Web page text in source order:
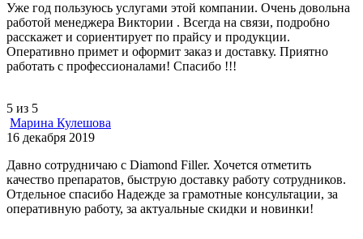
Уже год пользуюсь услугами этой компании. Очень довольна
работой менеджера Виктории . Всегда на связи, подробно
расскажет и сориентирует по прайсу и продукции.
Оперативно примет и оформит заказ и доставку. Приятно
работать с профессионалами! Спасибо !!!
5 из 5
Марина Кулешова
16 декабря 2019
Давно сотрудничаю с Diamond Filler. Хочется отметить
качество препаратов, быструю доставку работу сотрудников.
Отдельное спасибо Надежде за грамотные консультации, за
оперативную работу, за актуальные скидки и новинки!